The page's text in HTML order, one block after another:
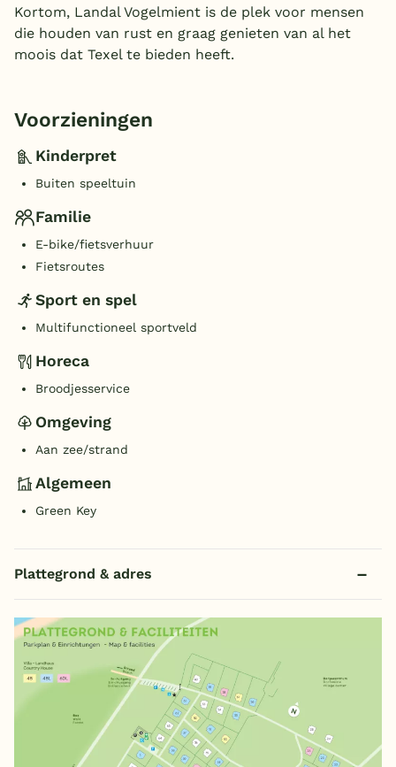
Kortom, Landal Vogelmient is de plek voor mensen
die houden van rust en graag genieten van al het
moois dat Texel te bieden heeft.
Voorzieningen
Kinderpret
Buiten speeltuin
Familie
E-bike/fietsverhuur
Fietsroutes
Sport en spel
Multifunctioneel sportveld
Horeca
Broodjesservice
Omgeving
Aan zee/strand
Algemeen
Green Key
Plattegrond & adres